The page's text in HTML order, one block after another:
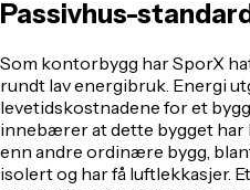
Passivhus-
Som kontorbygg har SporX
rundt lav energibruk. Energi
levetidskostnadene for et
innebærer at dette bygget
enn andre ordinære bygg,
isolert og har få luftlekkasjer.